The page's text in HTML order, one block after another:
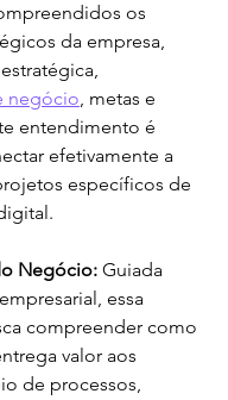
os
da empresa,
negócio, metas e
entendimento é
efetivamente a
específicos de
Negócio: Guiada
essa
compreender como
valor aos
de processos,